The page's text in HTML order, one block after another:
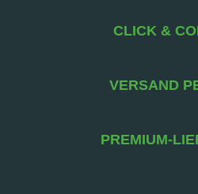
CLICK &
VERSAND
PREMIUM-